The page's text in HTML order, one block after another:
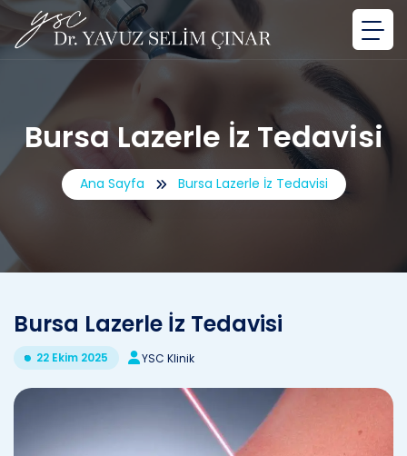
Bursa Lazerle İz Tedavisi
Ana Sayfa Bursa Lazerle İz Tedavisi
Bursa Lazerle İz Tedavisi
22 Ekim 2025 YSC Klinik